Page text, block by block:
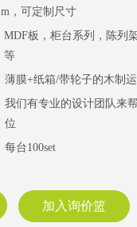
m，可定制尺寸
MDF板，柜台系列，陈列
等
薄膜+纸箱/带轮子的木制
我们有专业的设计团队来
位
每台100set
加入询价篮